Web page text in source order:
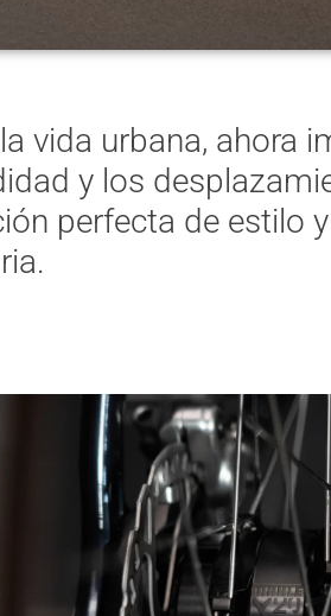
vida urbana, ahora
y los
perfecta de estilo